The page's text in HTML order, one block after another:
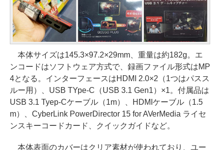
本体サイズは145.3×97.2×29mm、重量は約182g。エ
ンコードはソフトウェア方式で、録画ファイル形式はMP
4となる。インターフェースはHDMI 2.0×2（1つはパスス
ルー用）、USB TYpe-C（USB 3.1 Gen1）×1。付属品は
USB 3.1 Tyep-Cケーブル（1m）、HDMIケーブル（1.5
m）、CyberLink PowerDirector 15 for AVerMedia ライセ
ンスキーコードカード、クイックガイドなど。
本体表面のカバーはクリア素材が使われており、ユー